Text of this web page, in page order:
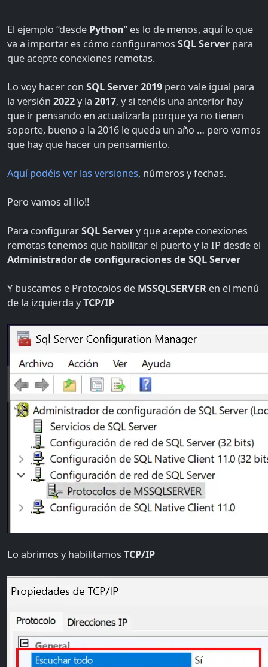
El ejemplo “desde Python” es lo de menos, aquí lo que
va a importar es cómo configuramos SQL Server para
que acepte conexiones remotas.
Lo voy hacer con SQL Server2019 pero vale igual para
la versión 2022y la 2017, y si tenéis una anterior hay
que ir pensando en actualizarla porque ya no tienen
soporte, bueno a la 2016 le queda un año … pero vamos
que hay que hacer un pensamiento.
Aquí podéis ver las versiones, números y fechas.
Pero vamos al lío!!
Para configurarSQL Servery que acepte conexiones
remotas tenemos que habilitar el puerto y la IP desde el
Administrador de configuraciones de SQL Server
Y buscamos e Protocolos de MSSQLSERVER en el menú
de la izquierda yTCP/IP
Lo abrimos y habilitamos TCP/IP